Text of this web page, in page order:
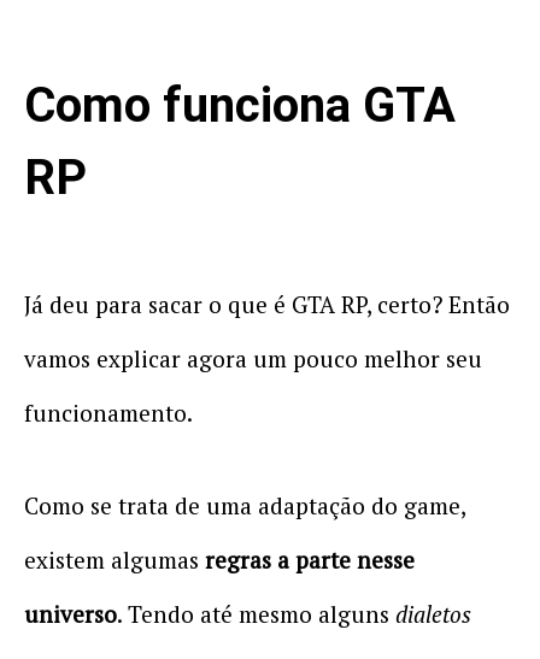
Como funciona GTA
RP
Já deu para sacar o que é GTA RP, certo? Então
vamos explicar agora um pouco melhor seu
funcionamento.
Como se trata de uma adaptação do game,
existem algumas regras a parte nesse
universo. Tendo até mesmo alguns dialetos